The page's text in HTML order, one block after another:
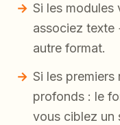
Si les modules
associez texte
autre format.
Si les
profonds : le
vous ciblez un